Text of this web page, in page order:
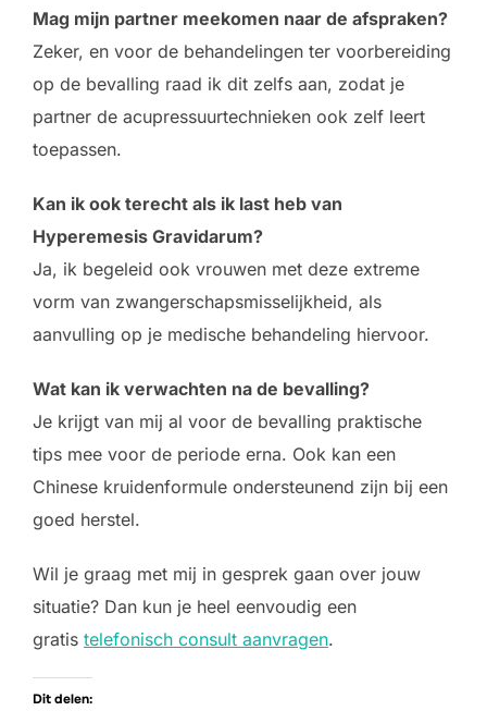
Mag mijn partner meekomen naar de afspraken?
Zeker, en voor de behandelingen ter voorbereiding
op de bevalling raad ik dit zelfs aan, zodat je
partner de acupressuurtechnieken ook zelf leert
toepassen.
Kan ik ook terecht als ik last heb van
Hyperemesis Gravidarum?
Ja, ik begeleid ook vrouwen met deze extreme
vorm van zwangerschapsmisselijkheid, als
aanvulling op je medische behandeling hiervoor.
Wat kan ik verwachten na de bevalling?
Je krijgt van mij al voor de bevalling praktische
tips mee voor de periode erna. Ook kan een
Chinese kruidenformule ondersteunend zijn bij een
goed herstel.
Wil je graag met mij in gesprek gaan over jouw
situatie? Dan kun je heel eenvoudig een
gratis telefonisch consult aanvragen.
Dit delen: